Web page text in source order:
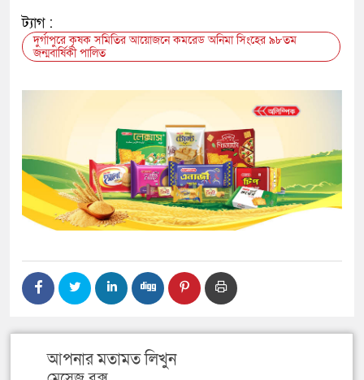
ট্যাগ :
দুর্গাপুরে কৃষক সমিতির আয়োজনে কমরেড অনিমা সিংহের ৯৮তম
জন্মবার্ষিকী পালিত
আপনার মতামত লিখুন